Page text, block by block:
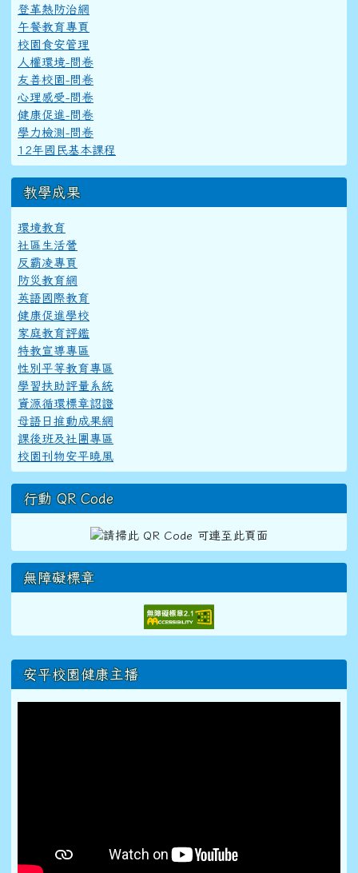
登革熱防治網
午餐教育專頁
校園食安管理
人權環境-問卷
友善校園-問卷
心理感受-問卷
健康促進-問卷
學力檢測-問卷
12年國民基本課程
教學成果
環境教育
社區生活營
反霸凌專頁
防災教育網
英語國際教育
健康促進學校
家庭教育評鑑
特教宣導專區
性別平等教育專區
學習扶助評量系統
資源循環標章認證
母語日推動成果網
課後班及社團專區
校園刊物安平曉風
行動 QR Code
無障礙標章
右邊區域內容
安平校園健康主播